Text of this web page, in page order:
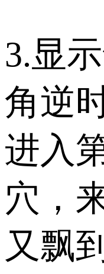
3.显
角逆
进入
穴，
又飘